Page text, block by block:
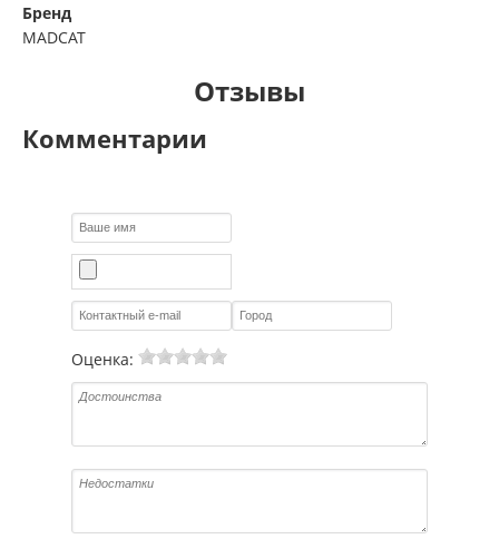
Бренд
MADCAT
Отзывы
Комментарии
Оценка: